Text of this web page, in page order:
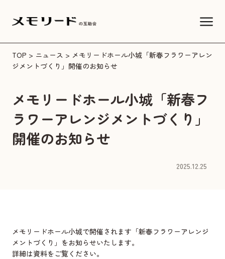
TOP > ニュース > メモリードホール小城「新春フラワーアレン
ジメントづくり」開催のお知らせ
メモリードホール小城「新春フ
ラワーアレンジメントづくり」
開催のお知らせ
2025.12.25
メモリードホール小城で開催されます「新春フラワーアレンジ
メントづくり」をお知らせいたします。
詳細は資料をご覧ください。